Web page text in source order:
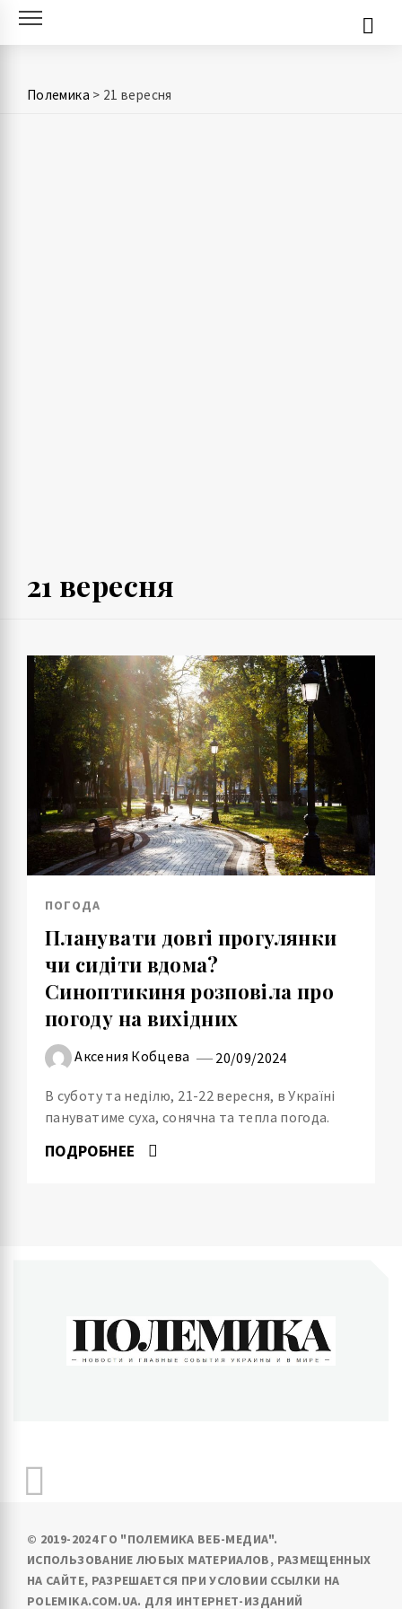
Skip
Полемика > 21 вересня
21 вересня
ПОГОДА
Планувати довгі прогулянки
чи сидіти вдома?
Cиноптикиня розповіла про
погоду на вихідних
Аксения Кобцева 20/09/2024
В суботу та неділю, 21-22 вересня, в Україні
пануватиме суха, сонячна та тепла погода.
ПОДРОБНЕЕ
© 2019-2024 ГО "ПОЛЕМИКА ВЕБ-МЕДИА".
ИСПОЛЬЗОВАНИЕ ЛЮБЫХ МАТЕРИАЛОВ, РАЗМЕЩЕННЫХ
НА САЙТЕ, РАЗРЕШАЕТСЯ ПРИ УСЛОВИИ ССЫЛКИ НА
POLEMIKA.COM.UA. ДЛЯ ИНТЕРНЕТ-ИЗДАНИЙ